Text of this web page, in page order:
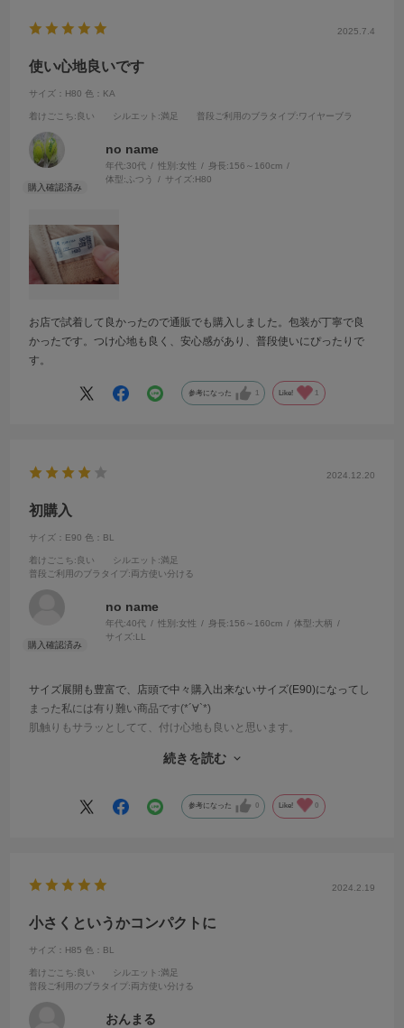
2025.7.4
使い心地良いです
サイズ：H80 色：KA
着けごこち:良い シルエット :満足 普段ご利用のブラタイプ :ワイヤーブラ
no name
年代:30代 性別:女性 身長:156～160cm
体型:ふつう サイズ: H80
お店で試着して良かったので通販でも購入しました。包装が丁寧で良
かったです。つけ心地も良く、安心感があり、普段使いにぴったりで
す。
参考になった 1 Like! 1
2024.12.20
初購入
サイズ：E90 色：BL
着けごこち:良い シルエット :満足
普段ご利用のブラタイプ :両方使い分ける
no name
年代:40代 性別:女性 身長:156～160cm 体型:大柄
サイズ:LL
サイズ展開も豊富で、店頭で中々購入出来ないサイズ(E90)になってし
まった私には有り難い商品です(*´∀`*)
肌触りもサラッとしてて、付け心地も良いと思います。
しいなぁーと思います☆
続きを読む
参考になった 0 Like! 0
2024.2.19
小さくというかコンパクトに
サイズ：H85 色：BL
着けごこち:良い シルエット :満足
普段ご利用のブラタイプ :両方使い分ける
おんまる